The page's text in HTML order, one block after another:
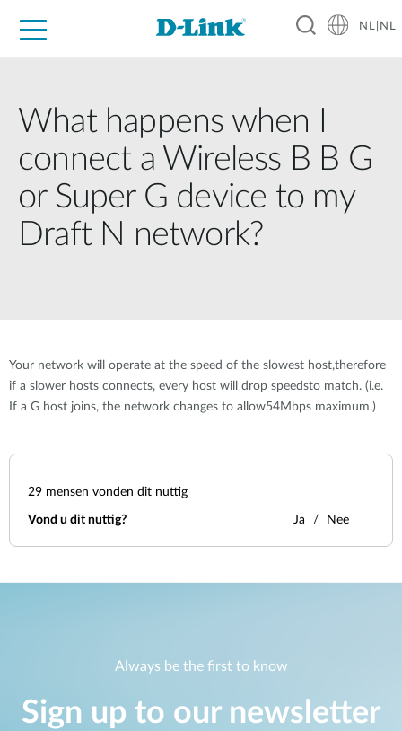
NL|NL
What happens when I
connect a Wireless B B G
or Super G device to my
Draft N network?
Your network will operate at the speed of the slowest host,therefore
if a slower hosts connects, every host will drop speedsto match. (i.e.
If a G host joins, the network changes to allow54Mbps maximum.)
29 mensen vonden dit nuttig
Vond u dit nuttig? Ja Nee
Always be the first to know
Sign up to our newsletter